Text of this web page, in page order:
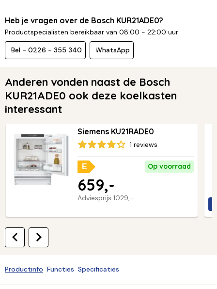
Heb je vragen over de Bosch KUR21ADE0?
Productspecialisten bereikbaar van 08:00 - 22:00 uur
Bel - 0226 - 355 340 WhatsApp
Anderen vonden naast de Bosch
KUR21ADE0 ook deze koelkasten
interessant
Siemens KU21RADE0
1 reviews
E Op voorraad
Adviesprijs 1029,-
659,-
Productinfo Functies Specificaties